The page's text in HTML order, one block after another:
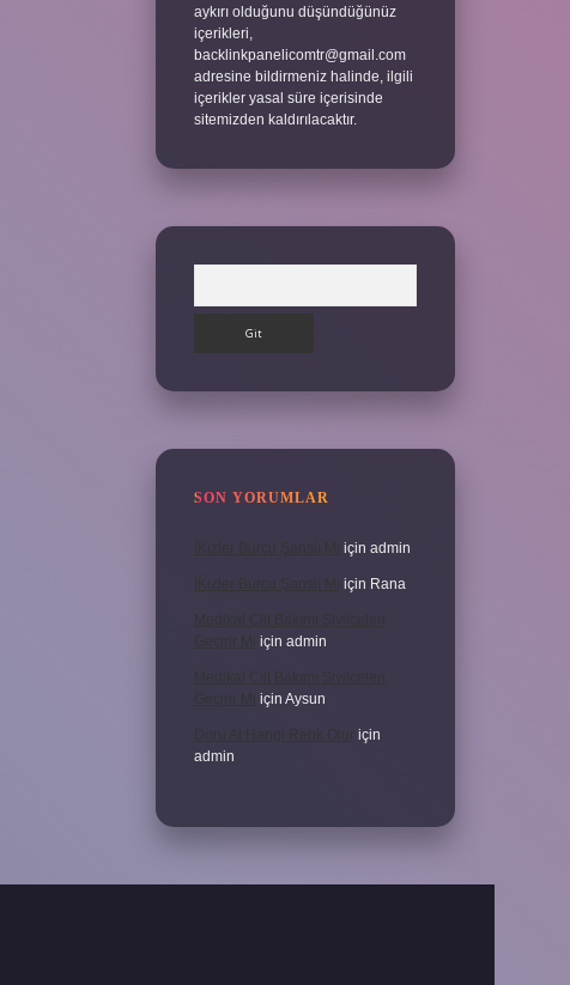
aykırı olduğunu düşündüğünüz
içerikleri,
backlinkpanelicomtr@gmail.com
adresine bildirmeniz halinde, ilgili
içerikler yasal süre içerisinde
sitemizden kaldırılacaktır.
SON YORUMLAR
İKizler Burcu Şanslı Mı için admin
İKizler Burcu Şanslı Mı için Rana
Medikal Cilt Bakımı Sivilceleri
Geçirir Mi
için admin
Medikal Cilt Bakımı Sivilceleri
Geçirir Mi
için Aysun
Doru At Hangi Renk Olur için
admin